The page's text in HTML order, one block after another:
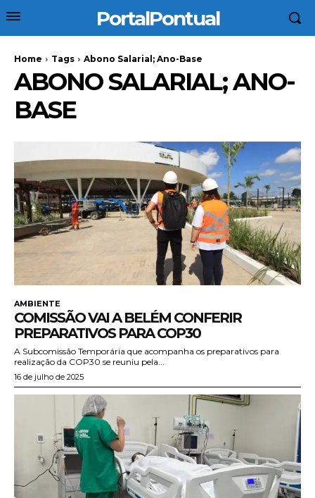
PortalPontual
Home Tags Abono Salarial; Ano-Base
ABONO SALARIAL; ANO-
BASE
AMBIENTE
COMISSÃO VAI A BELÉM CONFERIR
PREPARATIVOS PARA COP30
A Subcomissão Temporária que acompanha os preparativos para
realização da COP30 se reuniu pela...
16 de julho de 2025